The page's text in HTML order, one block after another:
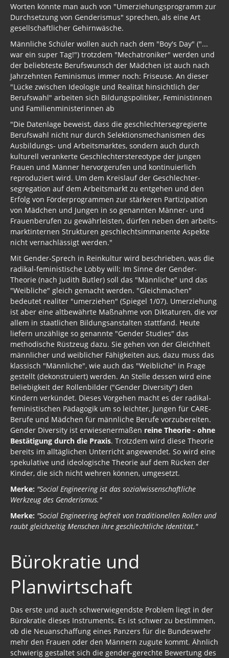
Worten könnte man auch von "Um­er­ziehungs­programm zur
Durchsetzung von Genderismus" sprechen, als eine Art
gesellschaftlicher Gehirnwäsche.
Männliche Schüler wollen auch nach dem "Boy's Day" ("...
war ein super Tag!") trotzdem "Mecha­troniker" werden und
der beliebteste Berufs­wunsch der Mädchen ist auch nach
Jahrzehnten Feminismus immer noch: Friseuse. An dieser
"Lücke zwischen Ideologie und Realität hinsichtlich der
Berufs­wahl" arbeiten sich Bildungs­politiker, Feministinnen
und Familien­ministerinnen ab
"Die Datenlage beweist, dass die geschlechter­segregierte
Berufswahl nicht nur durch Selektions­mechanismen des
Aus­bildungs- und Arbeits­marktes, sondern auch durch
kulturell verankerte Geschlechter­stereotype der jungen
Frauen und Männer hervorgerufen und kontinuierlich
reproduziert wird. Um dem Kreislauf der Geschlechter­
segregation auf dem Arbeitsmarkt zu entgehen und den
Erfolg von Förder­programmen zur stärkeren Partizipation
von Mädchen und Jungen in so genannten Männer- und
Frauen­berufen zu gewährleisten, dürfen neben den arbeits­
markt­internen Strukturen geschlechts­immanente Aspekte
nicht vernachlässigt werden."
Mit Gender-Sprech in Reinkultur wird beschrieben, was die
radikal-feministische Lobby will: Im Sinne der Gender-
Theorie (nach Judith Butler) soll das "Männliche" und das
"Weibliche" gleich gemacht werden. "Gleich­machen"
bedeutet realiter "umerziehen" (Spiegel 1/07). Umerziehung
ist aber eine altbewährte Maßnahme von Diktaturen, die vor
allem in staatlichen Bildungs­an­stalten stattfand. Heute
liefern unzählige so genannte "Gender Studies" das
methodische Rüstzeug dazu. Sie gehen von der Gleichheit
männlicher und weiblicher Fähigkeiten aus, dazu muss das
klassisch "Männliche", wie auch das "Weibliche" in Frage
gestellt (dekonstruiert) werden. An Stelle dessen wird eine
Beliebigkeit der Rollenbilder ("Gender Diversity") den
Kindern verkündet. Dieses Vorgehen macht es der radikal-
feministischen Pädagogik um so leichter, Jungen für CARE-
Berufe und Mädchen für männliche Berufe vorzubereiten.
Gender Diversity ist erwiesenermaßen reine Theorie - ohne
Bestätigung durch die Praxis. Trotzdem wird diese Theorie
bereits im alltäglichen Unterricht angewendet. So wird eine
spekulative und ideologische Theorie auf dem Rücken der
Kinder, die sich nicht wehren können, umgesetzt.
Merke: "Social Engineering ist das sozialwissenschaftliche
Werkzeug des Genderismus."
Merke: "Social Engineering befreit von traditionellen Rollen und
raubt gleichzeitig Menschen ihre geschlechtliche Identität."
Bürokratie und
Planwirtschaft
Das erste und auch schwerwiegendste Problem liegt in der
Bürokratie dieses Instruments. Es ist schwer zu bestimmen,
ob die Neuanschaffung eines Panzers für die Bundeswehr
mehr den Frauen oder den Männern zugute kommt. Ähnlich
schwierig gestaltet sich die gender-gerechte Bewertung des